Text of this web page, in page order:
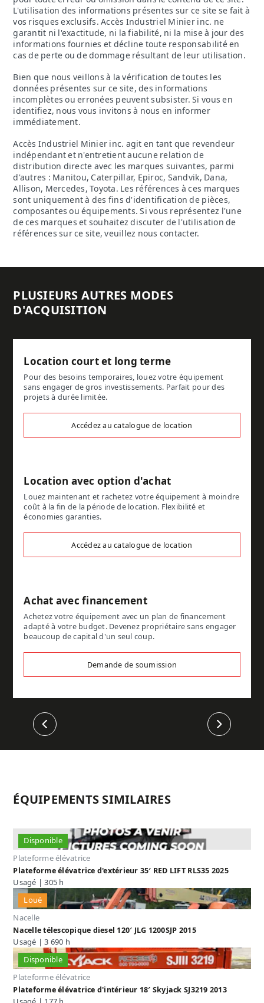
L'utilisation des informations présentes sur ce site se fait à
vos risques exclusifs. Accès Industriel Minier inc. ne
garantit ni l'exactitude, ni la fiabilité, ni la mise à jour des
informations fournies et décline toute responsabilité en
cas de perte ou de dommage résultant de leur utilisation.
Bien que nous veillons à la vérification de toutes les
données présentes sur ce site, des informations
incomplètes ou erronées peuvent subsister. Si vous en
identifiez, nous vous invitons à nous en informer
immédiatement.
Accès Industriel Minier inc. agit en tant que revendeur
indépendant et n'entretient aucune relation de
distribution directe avec les marques suivantes, parmi
d'autres : Manitou, Caterpillar, Epiroc, Sandvik, Dana,
Allison, Mercedes, Toyota. Les références à ces marques
sont uniquement à des fins d'identification de pièces,
composantes ou équipements. Si vous représentez l'une
de ces marques et souhaitez discuter de l'utilisation de
références sur ce site, veuillez nous contacter.
PLUSIEURS AUTRES MODES
D'ACQUISITION
Location court et long terme
Pour des besoins temporaires, louez votre équipement
sans engager de gros investissements. Parfait pour des
projets à durée limitée.
Accédez au catalogue de location
Location avec option d'achat
Louez maintenant et rachetez votre équipement à moindre
coût à la fin de la période de location. Flexibilité et
économies garanties.
Accédez au catalogue de location
Achat avec financement
Achetez votre équipement avec un plan de financement
adapté à votre budget. Devenez propriétaire sans engager
beaucoup de capital d'un seul coup.
Demande de soumission
Précédent Suivant
ÉQUIPEMENTS SIMILAIRES
Disponible
Plateforme élévatrice
Plateforme élévatrice d'extérieur 35′ RED LIFT RLS35 2025
Usagé | 305 h
Loué
Nacelle
Nacelle télescopique diesel 120′ JLG 1200SJP 2015
Usagé | 3 690 h
Disponible
Plateforme élévatrice
Plateforme élévatrice d'intérieur 18′ Skyjack SJ3219 2013